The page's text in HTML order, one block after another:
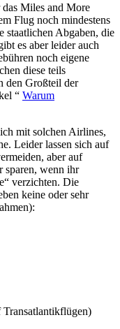
Miles and More
Flug noch mindestens
staatlichen Abgaben, die
es aber leider auch
noch eigene
diese teils
den Großteil der
“ Warum
mit solchen Airlines,
Leider lassen sich auf
aber auf
sparen, wenn ihr
verzichten. Die
keine oder sehr